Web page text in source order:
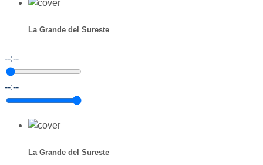
La Grande del Sureste
--:--
--:--
La Grande del Sureste